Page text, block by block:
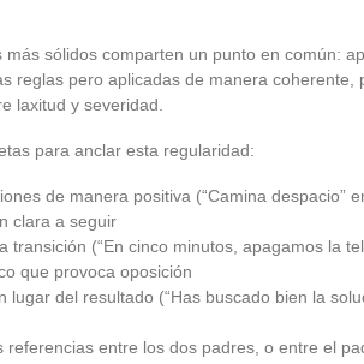
más sólidos comparten un punto en común:
reglas pero aplicadas de manera coherente,
laxitud y severidad.
para anclar esta regularidad:
de manera positiva (“Camina despacio”
clara a seguir
transición (“En cinco minutos, apagamos la
que provoca oposición
lugar del resultado (“Has buscado bien la
referencias entre los dos padres, o entre el